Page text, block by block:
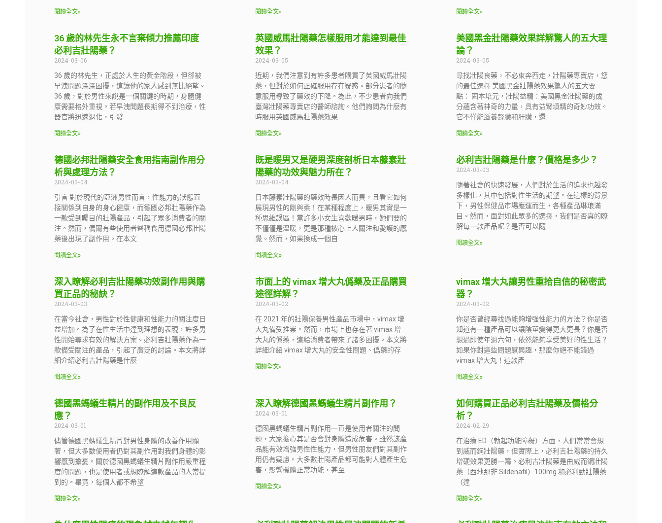
閱讀全文» 閱讀全文» 閱讀全文»
36 歲的林先生永不言棄傾力推薦印度
必利吉壯陽藥？
2024-03-06
36 歲的林先生，正處於人生的黃金階段，但卻被
早洩問題深深困擾，這讓他的家人感到無比絕望。
36 歲，對於男性來說是一個關鍵的時期，身體健
康需要格外重視。若早洩問題長期得不到治療，性
器官將迅速退化，引發
閱讀全文»
英國威馬壯陽藥怎樣服用才能達到最佳
效果？
2024-03-05
近期，我們注意到有許多患者購買了英國威馬壯陽
藥，但對於如何正確服用存在疑惑。部分患者的隨
意服用導致了藥效的下降。為此，不少患者向我們
臺灣壯陽藥專賣店的醫師諮詢。他們詢問為什麼有
時服用英國威馬壯陽藥效果
閱讀全文»
美國黑金壯陽藥效果詳解驚人的五大理
論？
2024-03-05
尋找壯陽良藥，不必東奔西走，壯陽藥專賣店，您
的最佳選擇 美國黑金壯陽藥效果驚人的五大要
點： 固本培元，壯陽益精：美國黑金壯陽藥的成
分蘊含著神奇的力量，具有益腎填精的奇妙功效。
它不僅能滋養腎臟和肝臟，還
閱讀全文»
德國必邦壯陽藥安全食用指南副作用分
析與處理方法？
2024-03-04
引言 對於現代的亞洲男性而言，性能力的狀態直
接關係到自身的身心健康，而德國必邦壯陽藥作為
一款受到矚目的壯陽產品，引起了眾多消費者的關
注。然而，偶爾有些使用者聲稱食用德國必邦壯陽
藥後出現了副作用。在本文
閱讀全文»
既是暖男又是硬男深度剖析日本藤素壯
陽藥的功效與魅力所在？
2024-03-04
日本藤素壯陽藥的藥效時長因人而異，且看它如何
展現男性的剛與柔！在某種程度上，暖男其實是一
種思維誤區！當許多小女生喜歡暖男時，她們要的
不僅僅是溫暖，更是那種被心上人關注和愛護的感
覺。然而，如果換成一個自
閱讀全文»
必利吉壯陽藥是什麼？價格是多少？
2024-03-03
隨著社會的快速發展，人們對於生活的追求也越發
多樣化，其中包括對性生活的期望。在這樣的背景
下，男性保健品市場應運而生，各種產品琳琅滿
目。然而，面對如此眾多的選擇，我們是否真的瞭
解每一款產品呢？是否可以隨
閱讀全文»
深入瞭解必利吉壯陽藥功效副作用與購
買正品的秘訣？
2024-03-03
在當今社會，男性對於性健康和性能力的關注度日
益增加。為了在性生活中達到理想的表現，許多男
性開始尋求有效的解決方案。必利吉壯陽藥作為一
款備受關注的產品，引起了廣泛的討論。本文將詳
細介紹必利吉壯陽藥是什麼
閱讀全文»
市面上的 vimax 增大丸僞藥及正品購買
途徑詳解？
2024-03-02
在 2021 年的壯陽保養男性產品市場中，vimax 增
大丸備受推崇。然而，市場上也存在著 vimax 增
大丸的僞藥，這給消費者帶來了諸多困擾。本文將
詳細介紹 vimax 增大丸的安全性問題、僞藥的存
閱讀全文»
vimax 增大丸讓男性重拾自信的秘密武
器？
2024-03-02
你是否曾經尋找過能夠增強性能力的方法？你是否
知道有一種產品可以讓陰莖變得更大更長？你是否
想過即使年過六旬，依然能夠享受美好的性生活？
如果你對這些問題感興趣，那麼你絕不能錯過
vimax 增大丸！這款產
閱讀全文»
德國黑螞蟻生精片的副作用及不良反
應？
2024-03-01
儘管德國黑螞蟻生精片對男性身體的改善作用顯
著，但大多數使用者仍對其副作用對我們身體的影
響感到擔憂。關於德國黑螞蟻生精片副作用嚴重程
度的問題，也是使用者或想瞭解這款產品的人常提
到的。畢竟，每個人都不希望
閱讀全文»
深入瞭解德國黑螞蟻生精片副作用？
2024-03-01
德國黑螞蟻生精片副作用一直是使用者關注的問
題，大家擔心其是否會對身體造成危害。雖然該產
品能有效增強男性性能力，但男性朋友們對其副作
用仍有疑慮。大多數壯陽產品都可能對人體產生危
害，影響機體正常功能，甚至
閱讀全文»
如何購買正品必利吉壯陽藥及價格分
析？
2024-02-29
在治療 ED（勃起功能障礙）方面，人們常常會想
到威而鋼壯陽藥，但實際上，必利吉壯陽藥的持久
增硬效果更勝一籌。必利吉壯陽藥是由威而鋼壯陽
藥（西地那非 Sildenafil）100mg 和必利勁壯陽藥
（達
閱讀全文»